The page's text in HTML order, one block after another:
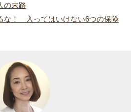
の末路
な！ 入ってはいけない6つの保険